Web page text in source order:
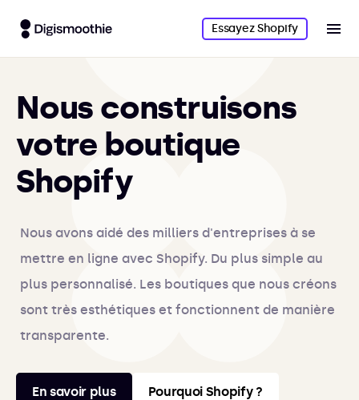
Essayez Shopify
Nous construisons
votre boutique
Shopify
Nous avons aidé des milliers d'entreprises à se
mettre en ligne avec Shopify. Du plus simple au
plus personnalisé. Les boutiques que nous créons
sont très esthétiques et fonctionnent de manière
transparente.
En savoir plus Pourquoi Shopify ?